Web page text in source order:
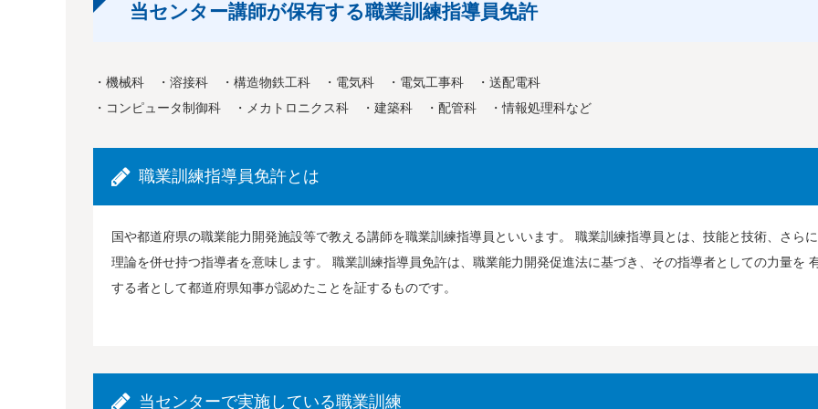
当センター講師が保有する職業訓練指導員免許
・機械科 ・溶接科 ・構造物鉄工科 ・電気科 ・電気工事科 ・送配電科
・コンピュータ制御科 ・メカトロニクス科 ・建築科 ・配管科 ・情報処理科など
職業訓練指導員免許とは
国や都道府県の職業能力開発施設等で教える講師を職業訓練指導員といいます。 職業訓練指導員とは、技能と技術、さら
理論を併せ持つ指導者を意味します。 職業訓練指導員免許は、職業能力開発促進法に基づき、その指導者としての力量を
する者として都道府県知事が認めたことを証するものです。
当センターで実施している職業訓練